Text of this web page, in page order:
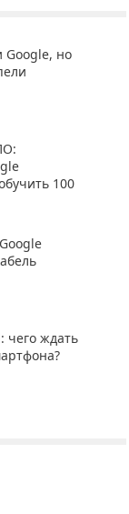
Google, но
100
чего ждать